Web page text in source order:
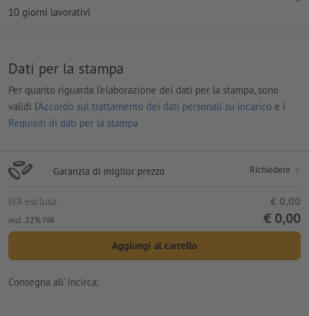
10 giorni lavorativi
Dati per la stampa
Per quanto riguarda l'elaborazione dei dati per la stampa, sono
validi l'Accordo sul trattamento dei dati personali su incarico e i
Requisiti di dati per la stampa
Garanzia di miglior prezzo Richiedere
IVA esclusa € 0,00
incl. 22% IVA € 0,00
Aggiungi al carrello
Consegna all' incirca: